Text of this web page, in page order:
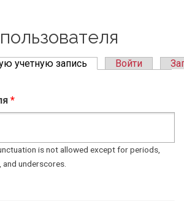
учетную запись (active tab)
Войти
*
is not allowed except for periods,
underscores.